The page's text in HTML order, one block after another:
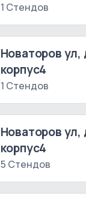
1 Стендов
Новаторов
корпус4
1 Стендов
Новаторов
корпус4
5 Стендов